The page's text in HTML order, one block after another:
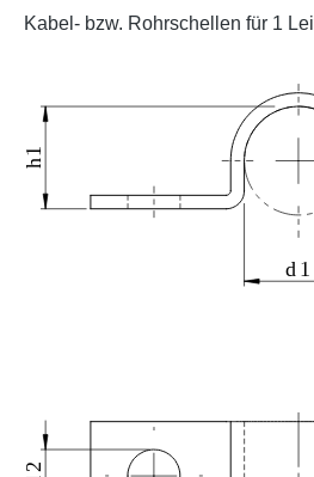
Kabel- bzw. Rohrschellen für 1